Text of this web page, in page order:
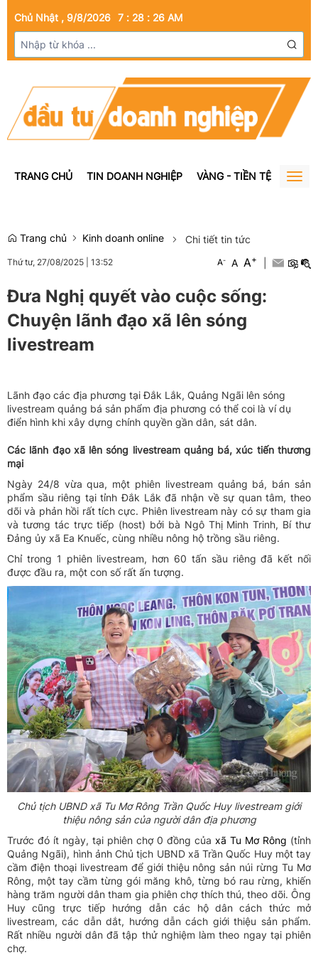
Chủ Nhật , 9/8/2026 7 : 28 : 27AM
TRANG CHỦ TIN DOANH NGHIỆP VÀNG - TIỀN TỆ BẤT
Trang chủ Kinh doanh online Chi tiết tin tức
Thứ tư, 27/08/2025 13:52 A- A A+
Đưa Nghị quyết vào cuộc sống:
Chuyện lãnh đạo xã lên sóng
livestream
Lãnh đạo các địa phương tại Đắk Lắk, Quảng Ngãi lên sóng
livestream quảng bá sản phẩm địa phương có thể coi là ví dụ
điển hình khi xây dựng chính quyền gần dân, sát dân.
Các lãnh đạo xã lên sóng livestream quảng bá, xúc tiến thương
mại
Ngày 24/8 vừa qua, một phiên livestream quảng bá, bán sản
phẩm sầu riêng tại tỉnh Đắk Lắk đã nhận về sự quan tâm, theo
dõi và phản hồi rất tích cực. Phiên livestream này có sự tham gia
và tương tác trực tiếp (host) bởi bà Ngô Thị Minh Trinh, Bí thư
Đảng ủy xã Ea Knuếc, cùng nhiều nông hộ trồng sầu riêng.
Chỉ trong 1 phiên livestream, hơn 60 tấn sầu riêng đã kết nối
được đầu ra, một con số rất ấn tượng.
Chủ tịch UBND xã Tu Mơ Rông Trần Quốc Huy livestream giới
thiệu nông sản của người dân địa phương
Trước đó ít ngày, tại phiên chợ 0 đồng của xã Tu Mơ Rông (tỉnh
Quảng Ngãi), hình ảnh Chủ tịch UBND xã Trần Quốc Huy một tay
cầm điện thoại livestream để giới thiệu nông sản núi rừng Tu Mơ
Rông, một tay cầm từng gói măng khô, từng bó rau rừng, khiến
hàng trăm người dân tham gia phiên chợ thích thú, theo dõi. Ông
Huy cũng trực tiếp hướng dẫn các hộ dân cách thức mở
livestream, các dẫn dắt, hướng dẫn cách giới thiệu sản phẩm.
Rất nhiều người dân đã tập thử nghiệm làm theo ngay tại phiên
chợ.